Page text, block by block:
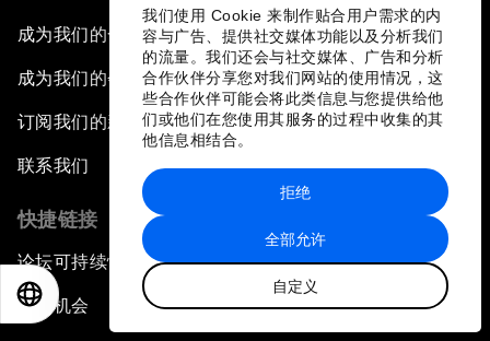
我们使用 Cookie 来制作贴合用户需求的内
容与广告、提供社交媒体功能以及分析我们
的流量。我们还会与社交媒体、广告和分析
合作伙伴分享您对我们网站的使用情况，这
些合作伙伴可能会将此类信息与您提供给他
们或他们在您使用其服务的过程中收集的其
他信息相结合。
全部允许
自定义
拒绝
成为我们的合作伙伴
成为我们的会员
订阅我们的新闻稿
联系我们
快捷链接
论坛可持续性
工作机会
EN